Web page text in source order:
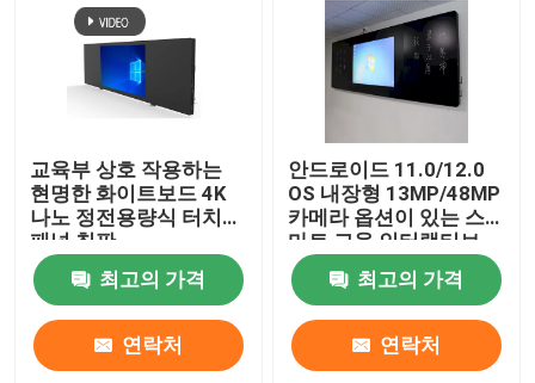
교육부 상호 작용하는
현명한 화이트보드 4K
나노 정전용량식 터치
패널 칠판
최고의 가격
연락처
안드로이드 11.0/12.0
OS 내장형 13MP/48MP
카메라 옵션이 있는 스
마트 교육 인터랙티브
터치 스크린 디지털 간
판
최고의 가격
연락처